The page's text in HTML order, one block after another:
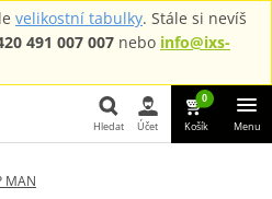
velikostní tabulky. Stále si nevíš
491 007 007 nebo info@ixs-
Hledat Účet
0
Košík Menu
MAN